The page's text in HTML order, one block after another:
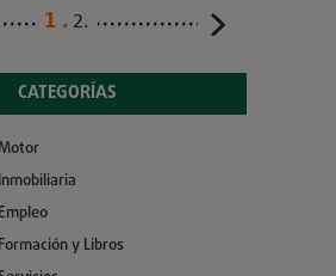
1 2
CATEGORÍAS
Motor
Inmobiliaria
Empleo
Formación y Libros